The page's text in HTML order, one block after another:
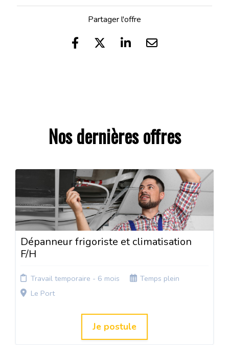
Partager l'offre
Nos dernières offres
Dépanneur frigoriste et climatisation
F/H
Travail temporaire - 6 mois
Temps plein
Le Port
Je postule